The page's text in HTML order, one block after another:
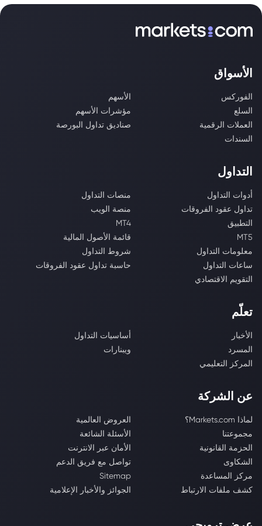
الأسواق
الفوركس
الأسهم
السلع
مؤشرات الأسهم
العملات الرقمية
صناديق تداول البورصة
السندات
التداول
أدوات التداول
منصات التداول
تداول عقود الفروقات
منصة الويب
التطبيق
MT4
MT5
قائمة الأصول المالية
معلومات التداول
شروط التداول
ساعات التداول
حاسبة تداول عقود الفروقات
التقويم الاقتصادي
تعلّم
الأخبار
أساسيات التداول
المسرد
ويبنارات
المركز التعليمي
عن الشركة
لماذا Markets.com؟
العروض العالمية
مجموعتنا
الأسئلة الشائعة
الحزمة القانونية
الأمان عبر الانترنت
الشكاوى
تواصل مع فريق الدعم
مركز المساعدة
Sitemap
كشف ملفات الارتباط
الجوائز والأخبار الإعلامية